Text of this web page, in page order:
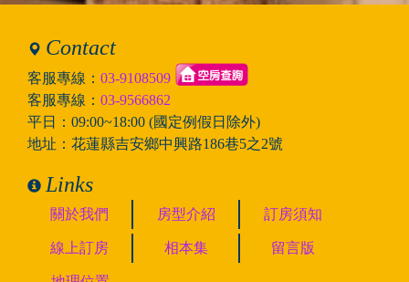
Contact
客服專線： 03-9108509
客服專線： 03-9566862
平日：09:00~18:00 (國定例假日除外)
地址：花蓮縣吉安鄉中興路186巷5之2號
Links
關於我們 房型介紹 訂房須知
線上訂房 相本集 留言版